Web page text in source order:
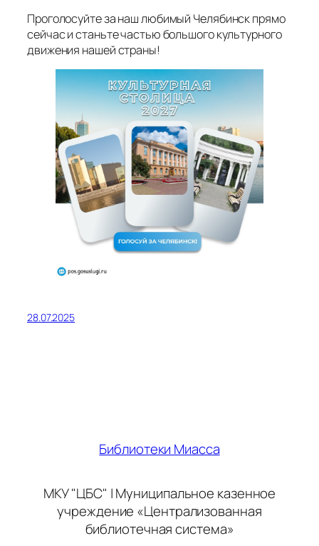
Проголосуйте за наш любимый Челябинск прямо
сейчас и станьте частью большого культурного
движения нашей страны!
28.07.2025
Библиотеки Миасса
МКУ "ЦБС" | Муниципальное казенное
учреждение «Централизованная
библиотечная система»